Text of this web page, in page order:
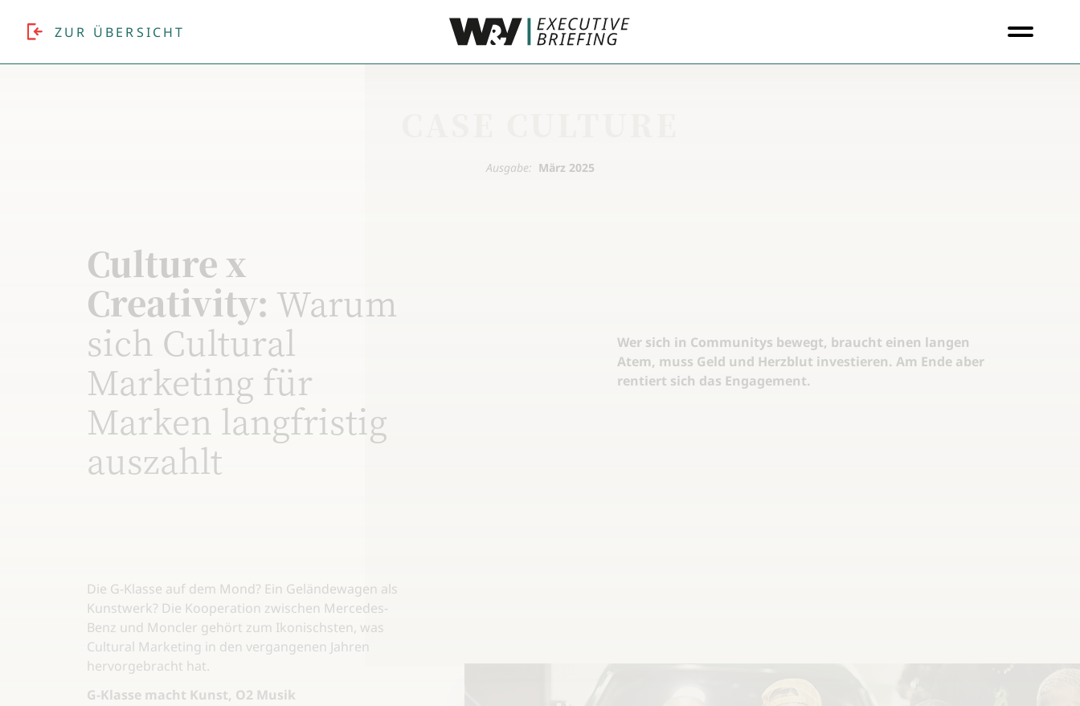
ZUR ÜBERSICHT
Ausgabe: März 2025
Culture x
Creativity: Warum
sich Cultural
Marketing für
Marken langfristig
auszahlt
Wer sich in Communitys bewegt, braucht einen langen
Atem, muss Geld und Herzblut investieren. Am Ende aber
rentiert sich das Engagement.
Die G-Klasse auf dem Mond? Ein Geländewagen als
Kunstwerk? Die Kooperation zwischen Mercedes-
Benz und Moncler gehört zum Ikonischsten, was
Cultural Marketing in den vergangenen Jahren
hervorgebracht hat.
G-Klasse macht Kunst, O2 Musik